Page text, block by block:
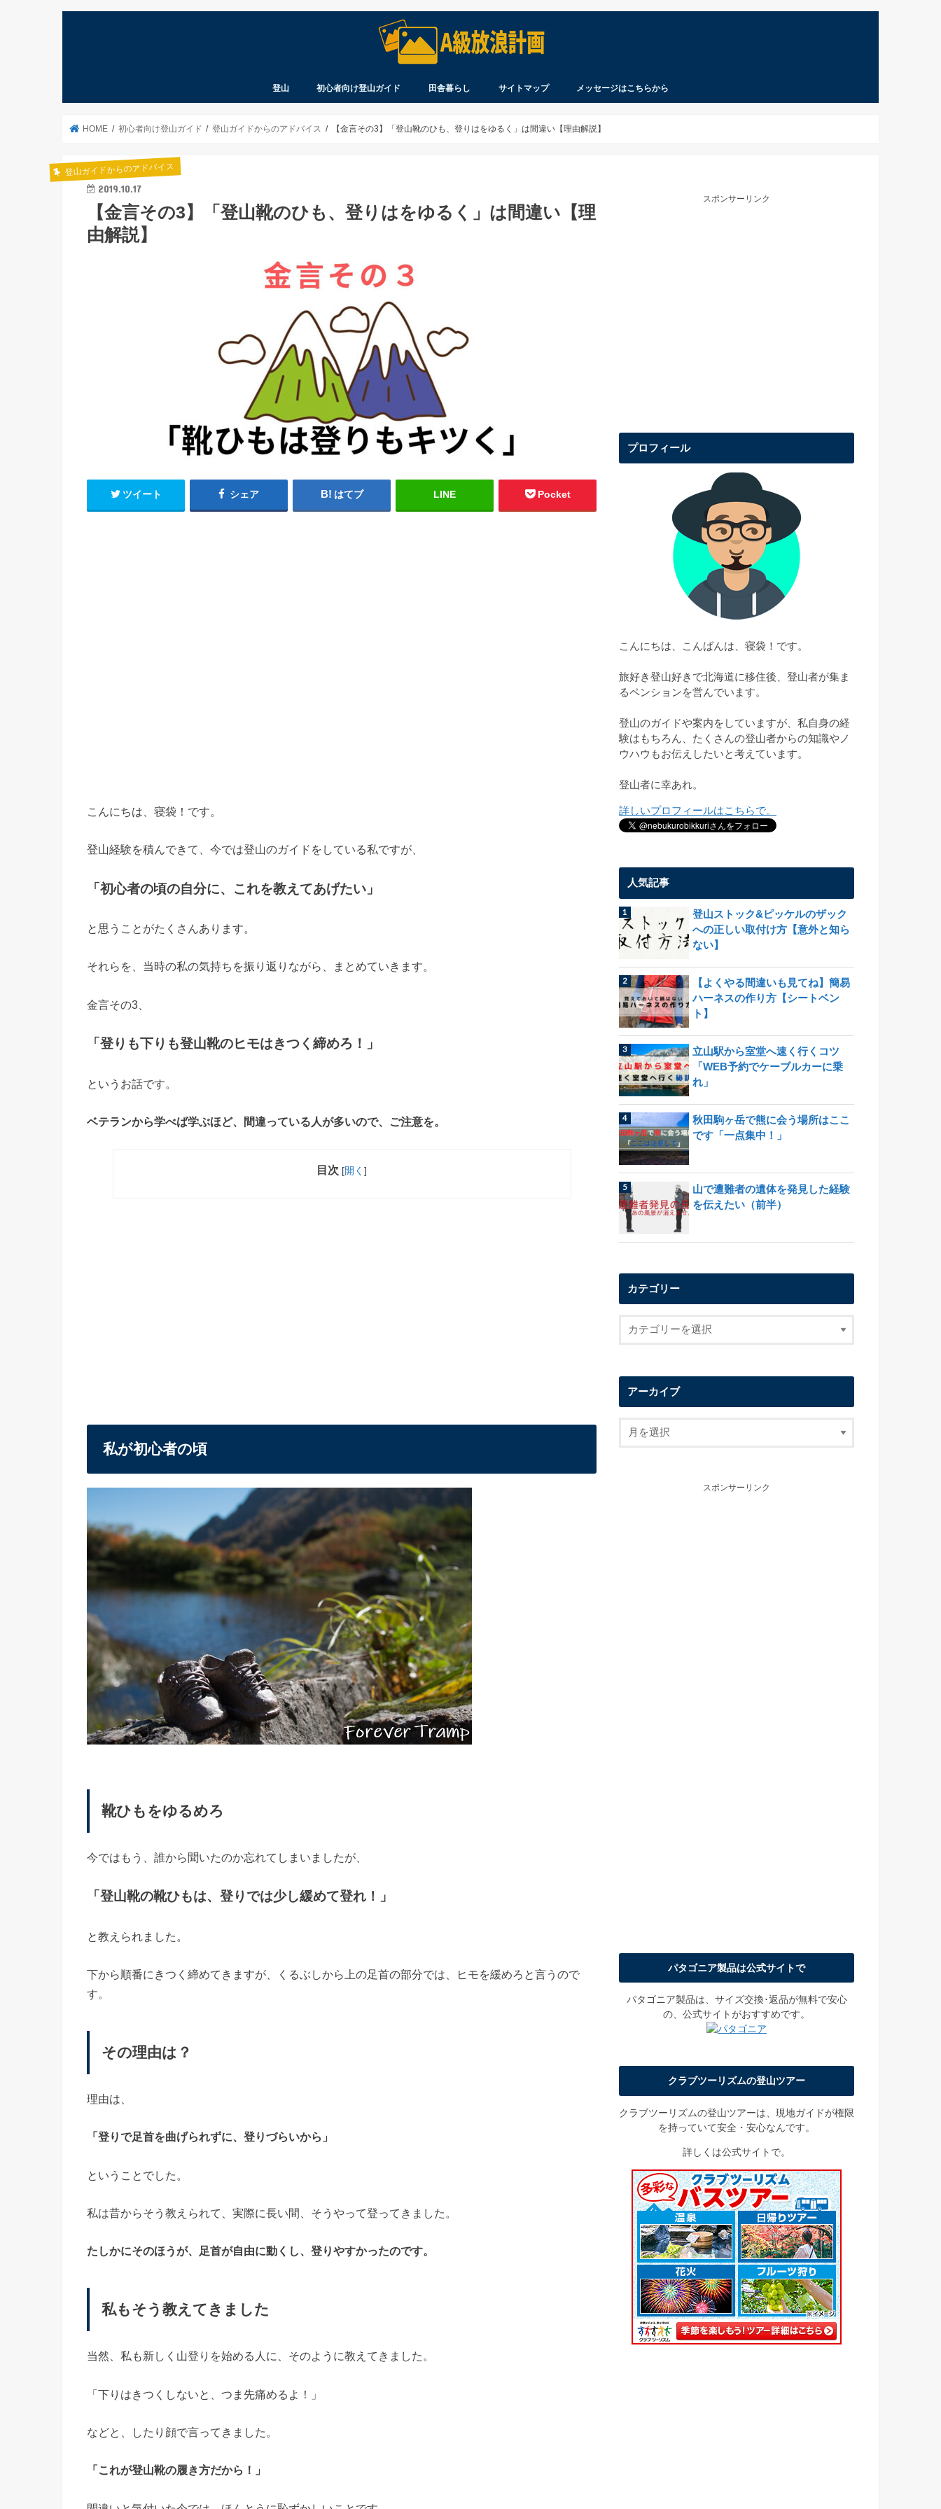
登山 初心者向け登山ガイド 田舎暮らし サイトマップ メッセージはこちらから
HOME 初心者向け登山ガイド 登山ガイドからのアドバイス 【金言その3】「登山靴のひも、登りはをゆるく」は間違い【理由解説】
登山ガイドからのアドバイス
2019.10.17
【金言その3】「登山靴のひも、登りはをゆるく」は間違い【理
由解説】
ツイート シェア はてブ LINE Pocket
こんにちは、寝袋！です。
登山経験を積んできて、今では登山のガイドをしている私ですが、
「初心者の頃の自分に、これを教えてあげたい」
と思うことがたくさんあります。
それらを、当時の私の気持ちを振り返りながら、まとめていきます。
金言その3、
「登りも下りも登山靴のヒモはきつく締めろ！」
というお話です。
ベテランから学べば学ぶほど、間違っている人が多いので、ご注意を。
目次 [開く ]
私が初心者の頃
靴ひもをゆるめろ
今ではもう、誰から聞いたのか忘れてしまいましたが、
「登山靴の靴ひもは、登りでは少し緩めて登れ！」
と教えられました。
下から順番にきつく締めてきますが、くるぶしから上の足首の部分では、ヒモを緩めろと言うので
す。
その理由は？
理由は、
「登りで足首を曲げられずに、登りづらいから」
ということでした。
私は昔からそう教えられて、実際に長い間、そうやって登ってきました。
たしかにそのほうが、足首が自由に動くし、登りやすかったのです。
私もそう教えてきました
当然、私も新しく山登りを始める人に、そのように教えてきました。
「下りはきつくしないと、つま先痛めるよ！」
などと、したり顔で言ってきました。
「これが登山靴の履き方だから！」
スポンサーリンク
プロフィール
こんにちは、こんばんは、寝袋！です。
旅好き登山好きで北海道に移住後、登山者が集ま
るペンションを営んでいます。
登山のガイドや案内をしていますが、私自身の経
験はもちろん、たくさんの登山者からの知識やノ
ウハウもお伝えしたいと考えています。
登山者に幸あれ。
詳しいプロフィールはこちらで。
人気記事
登山ストック&ピッケルのザック
への正しい取付け方【意外と知ら
ない】
【よくやる間違いも見てね】簡易
ハーネスの作り方【シートベン
ト】
立山駅から室堂へ速く行くコツ
「WEB予約でケーブルカーに乗
れ」
秋田駒ヶ岳で熊に会う場所はここ
です「一点集中！」
山で遭難者の遺体を発見した経験
を伝えたい（前半）
カテゴリー
アーカイブ
スポンサーリンク
パタゴニア製品は公式サイトで
パタゴニア製品は、サイズ交換･返品が無料で安心
の、公式サイトがおすすめです。
クラブツーリズムの登山ツアー
クラブツーリズムの登山ツアーは、現地ガイドが権限
を持っていて安全・安心なんです。
詳しくは公式サイトで。